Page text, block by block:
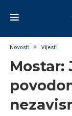
Novosti Vijesti
Mostar: